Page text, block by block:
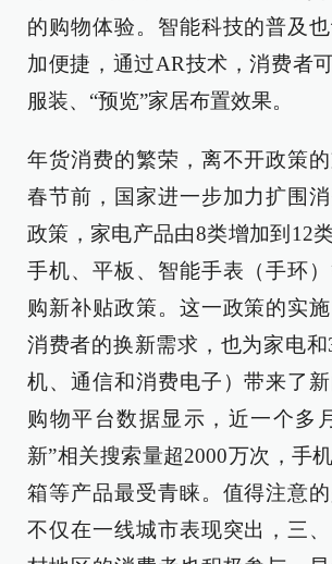
的购物体验。智能科技的普及
加便捷，通过AR技术，消费者
服装、“预览”家居布置效果。
年货消费的繁荣，离不开政策的
春节前，国家进一步加力扩围
政策，家电产品由8类增加到12
手机、平板、智能手表（手环
购新补贴政策。这一政策的实
消费者的换新需求，也为家电
机、通信和消费电子）带来了
购物平台数据显示，近一个多
新”相关搜索量超2000万次，手
箱等产品最受青睐。值得注意
不仅在一线城市表现突出，三